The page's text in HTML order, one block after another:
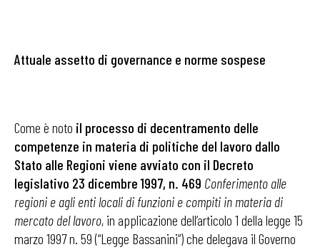
Attuale assetto di governance e norme sospese
Come è noto il processo di decentramento delle
competenze in materia di politiche del lavoro dallo
Stato alle Regioni viene avviato con il Decreto
legislativo 23 dicembre 1997, n. 469 Conferimento alle
regioni e agli enti locali di funzioni e compiti in materia di
mercato del lavoro, in applicazione dell’articolo 1 della legge 15
marzo 1997 n. 59 (“Legge Bassanini”) che delegava il Governo